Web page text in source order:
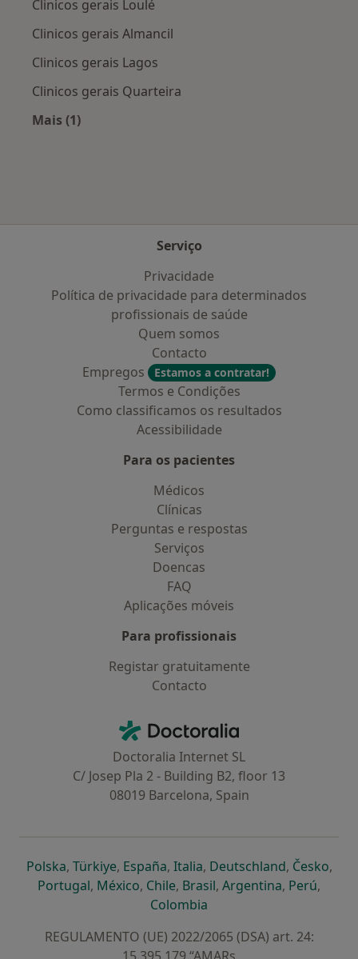
Clinicos gerais Loulé
Clinicos gerais Almancil
Clinicos gerais Lagos
Clinicos gerais Quarteira
Mais (1)
Serviço
Privacidade
Política de privacidade para determinados
profissionais de saúde
Quem somos
Contacto
Empregos
Estamos a contratar!
Termos e Condições
Como classificamos os resultados
Acessibilidade
Para os pacientes
Médicos
Clínicas
Perguntas e respostas
Serviços
Doencas
FAQ
Aplicações móveis
Para profissionais
Registar gratuitamente
Contacto
Doctoralia - Homepage
Doctoralia Internet SL
C/ Josep Pla 2 - Building B2, floor 13
08019 Barcelona, Spain
Polskaabre num novo separador
, Türkiyeabre num novo separador
, Españaabre num novo separador
, Italiaabre num novo
, Deutschlandabre num
, Česko,
Portugalabre num novo separador
, Méxicoabre num novo separador
, Chileabre num novo separador
, Brasilabre num novo
, Argentinaabre num
, Perúabre
,
Colombia
REGULAMENTO (UE) 2022/2065 (DSA) art. 24: